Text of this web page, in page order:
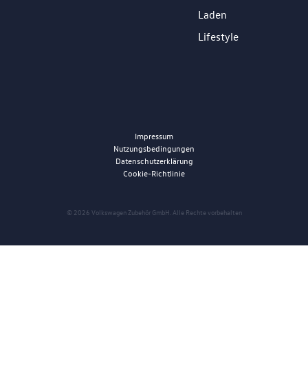
Laden
Lifestyle
© 2026 Volkswagen Zubehör GmbH. Alle Rechte vorbehalten
Impressum
Nutzungsbedingungen
Datenschutzerklärung
Cookie-Richtlinie